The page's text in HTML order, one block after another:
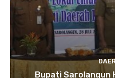
Bupati Sarolangun